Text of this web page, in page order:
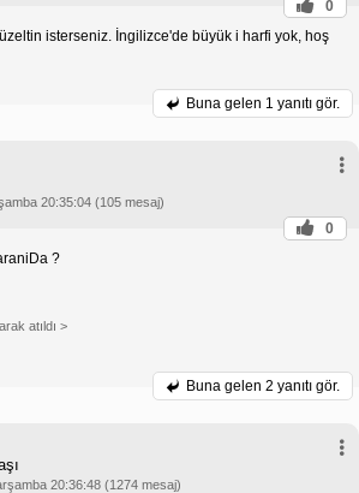
0
isterseniz. İngilizce'de büyük i harfi yok, hoş
Buna gelen 1 yanıtı gör.
20:35:04 (105 mesaj)
0
?
atıldı >
Buna gelen 2 yanıtı gör.
20:36:48 (1274 mesaj)